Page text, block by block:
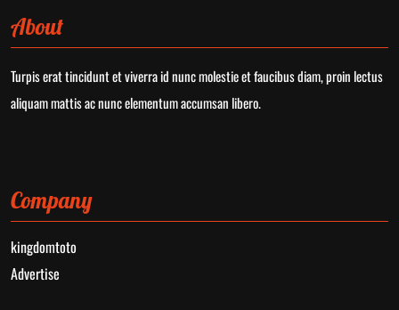
About
Turpis erat tincidunt et viverra id nunc molestie et faucibus diam, proin lectus
aliquam mattis ac nunc elementum accumsan libero.
Company
kingdomtoto
Advertise